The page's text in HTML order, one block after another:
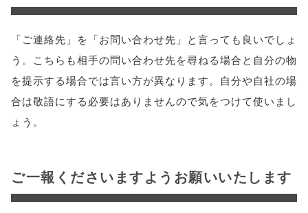
「ご連絡先」を「お問い合わせ先」と言っても良いでしょ
う。こちらも相手の問い合わせ先を尋ねる場合と自分の物
を提示する場合では言い方が異なります。自分や自社の場
合は敬語にする必要はありませんので気をつけて使いまし
ょう。
ご一報くださいますようお願いいたします